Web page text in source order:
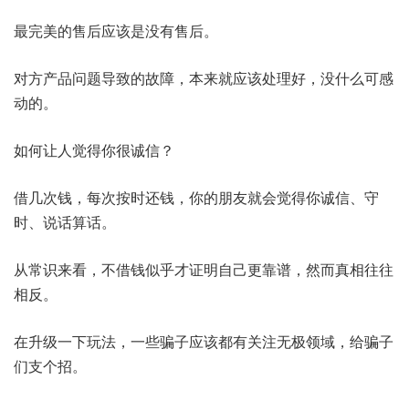
最完美的售后应该是没有售后。
对方产品问题导致的故障，本来就应该处理好，没什么可感
动的。
如何让人觉得你很诚信？
借几次钱，每次按时还钱，你的朋友就会觉得你诚信、守
时、说话算话。
从常识来看，不借钱似乎才证明自己更靠谱，然而真相往往
相反。
在升级一下玩法，一些骗子应该都有关注无极领域，给骗子
们支个招。